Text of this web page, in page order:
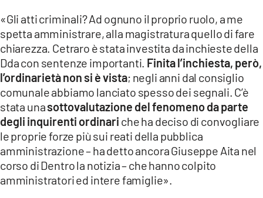
«Gli atti criminali? Ad ognuno il proprio ruolo, a me
spetta amministrare, alla magistratura quello di fare
chiarezza. Cetraro è stata investita da inchieste della
Dda con sentenze importanti. Finita l’inchiesta, però,
l’ordinarietà non si è vista; negli anni dal consiglio
comunale abbiamo lanciato spesso dei segnali. C’è
stata unasottovalutazione del fenomeno da parte
degli inquirenti ordinari che ha deciso di convogliare
le proprie forze più sui reati della pubblica
amministrazione – ha detto ancora Giuseppe Aita nel
corso di Dentro la notizia – che hanno colpito
amministratori ed intere famiglie».